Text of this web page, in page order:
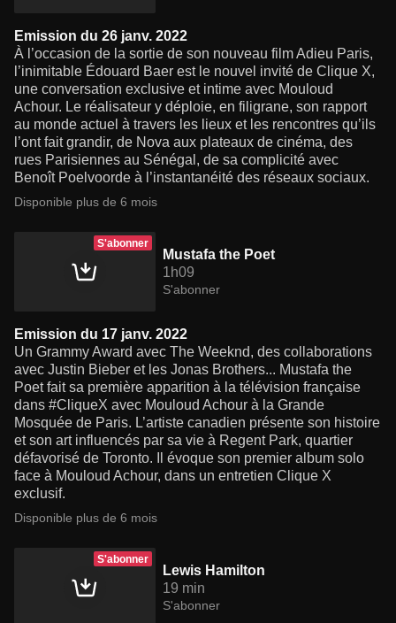
Emission du 26 janv. 2022
À l’occasion de la sortie de son nouveau film Adieu Paris,
l’inimitable Édouard Baer est le nouvel invité de Clique X,
une conversation exclusive et intime avec Mouloud
Achour. Le réalisateur y déploie, en filigrane, son rapport
au monde actuel à travers les lieux et les rencontres qu’ils
l’ont fait grandir, de Nova aux plateaux de cinéma, des
rues Parisiennes au Sénégal, de sa complicité avec
Benoît Poelvoorde à l’instantanéité des réseaux sociaux.
Disponible plus de 6 mois
S'abonner
Mustafa the Poet
1h09
S'abonner
Emission du 17 janv. 2022
Un Grammy Award avec The Weeknd, des collaborations
avec Justin Bieber et les Jonas Brothers... Mustafa the
Poet fait sa première apparition à la télévision française
dans #CliqueX avec Mouloud Achour à la Grande
Mosquée de Paris. L’artiste canadien présente son histoire
et son art influencés par sa vie à Regent Park, quartier
défavorisé de Toronto. Il évoque son premier album solo
face à Mouloud Achour, dans un entretien Clique X
exclusif.
Disponible plus de 6 mois
S'abonner
Lewis Hamilton
19 min
S'abonner